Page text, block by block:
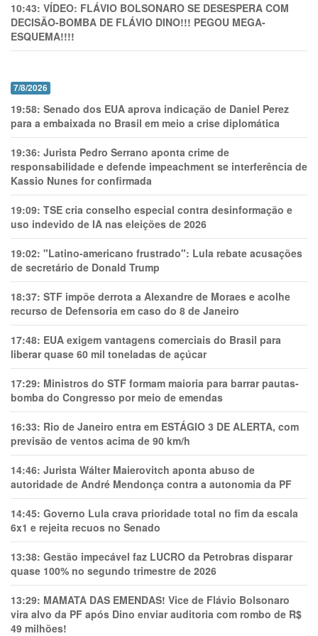
10:43: VÍDEO: FLÁVIO BOLSONARO SE DESESPERA COM
DECISÃO-BOMBA DE FLÁVIO DINO!!! PEGOU MEGA-
ESQUEMA!!!!
7/8/2026
19:58: Senado dos EUA aprova indicação de Daniel Perez
para a embaixada no Brasil em meio a crise diplomática
19:36: Jurista Pedro Serrano aponta crime de
responsabilidade e defende impeachment se interferência de
Kassio Nunes for confirmada
19:09: TSE cria conselho especial contra desinformação e
uso indevido de IA nas eleições de 2026
19:02: "Latino-americano frustrado": Lula rebate acusações
de secretário de Donald Trump
18:37: STF impõe derrota a Alexandre de Moraes e acolhe
recurso de Defensoria em caso do 8 de Janeiro
17:48: EUA exigem vantagens comerciais do Brasil para
liberar quase 60 mil toneladas de açúcar
17:29: Ministros do STF formam maioria para barrar pautas-
bomba do Congresso por meio de emendas
16:33: Rio de Janeiro entra em ESTÁGIO 3 DE ALERTA, com
previsão de ventos acima de 90 km/h
14:46: Jurista Wálter Maierovitch aponta abuso de
autoridade de André Mendonça contra a autonomia da PF
14:45: Governo Lula crava prioridade total no fim da escala
6x1 e rejeita recuos no Senado
13:38: Gestão impecável faz LUCRO da Petrobras disparar
quase 100% no segundo trimestre de 2026
13:29: MAMATA DAS EMENDAS! Vice de Flávio Bolsonaro
vira alvo da PF após Dino enviar auditoria com rombo de R$
49 milhões!